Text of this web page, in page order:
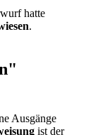
hatte
.
Ausgänge
ist der